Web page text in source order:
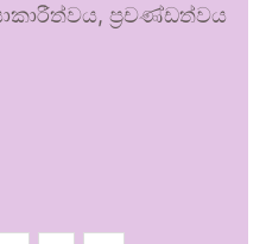
ප්‍රචණ්ඩත්වය